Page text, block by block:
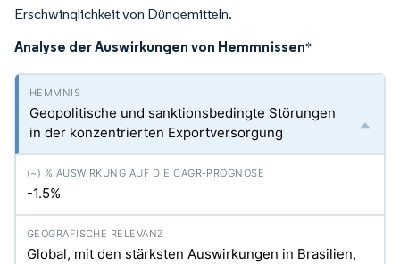
Erschwinglichkeit von Düngemitteln.
Analyse der Auswirkungen von Hemmnissen*
Geopolitische und sanktionsbedingte Störungen
in der konzentrierten Exportversorgung
-1.5%
Global, mit den stärksten Auswirkungen in Brasilien,